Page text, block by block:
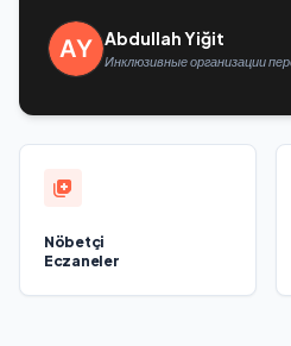
Abdullah Yiğit
Инклюзивные организации
Nöbetçi
Eczaneler